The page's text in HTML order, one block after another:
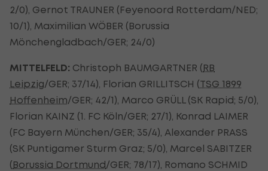
2/0), Gernot TRAUNER (Feyenoord Rotterdam/NED;
10/1), Maximilian WÖBER (Borussia
Mönchengladbach/GER; 24/0)
MITTELFELD: Christoph BAUMGARTNER (RB
Leipzig/GER; 37/14), Florian GRILLITSCH (TSG 1899
Hoffenheim/GER; 42/1), Marco GRÜLL (SK Rapid; 5/0),
Florian KAINZ (1. FC Köln/GER; 27/1), Konrad LAIMER
(FC Bayern München/GER; 35/4), Alexander PRASS
(SK Puntigamer Sturm Graz; 5/0), Marcel SABITZER
(Borussia Dortmund/GER; 78/17), Romano SCHMID